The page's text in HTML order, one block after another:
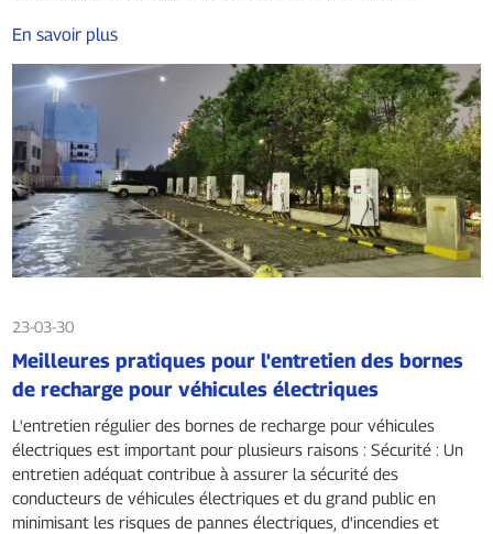
En savoir plus
23-03-30
Meilleures pratiques pour l'entretien des bornes
de recharge pour véhicules électriques
L'entretien régulier des bornes de recharge pour véhicules
électriques est important pour plusieurs raisons : Sécurité : Un
entretien adéquat contribue à assurer la sécurité des
conducteurs de véhicules électriques et du grand public en
minimisant les risques de pannes électriques, d'incendies et